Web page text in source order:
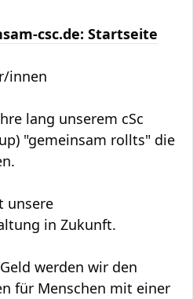
csc.de: Startseite
innen
lang unserem cSc
"gemeinsam rollts" die
unsere
in Zukunft.
werden wir den
für Menschen mit einer